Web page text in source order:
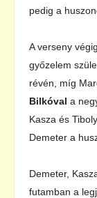
pedig a
A verseny
győzelem
révén, míg
Bilkóval a
Kasza és
Demeter a
Demeter,
futamban a